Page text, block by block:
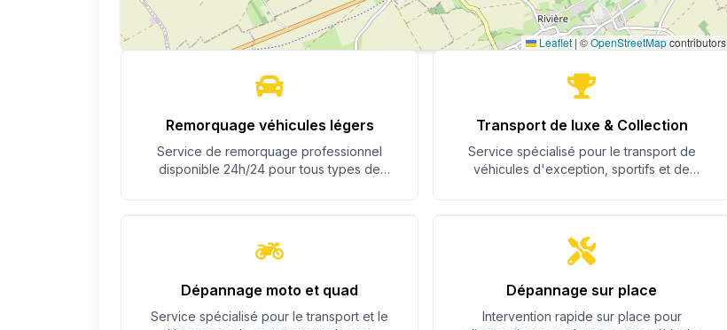
Leaflet | ©OpenStreetMapcontributors
Remorquage véhicules légers
Service de remorquage professionnel
disponible 24h/24 pour tous types de
Transport de luxe & Collection
Service spécialisé pour le transport de
véhicules d'exception, sportifs et de
Dépannage moto et quad
Service spécialisé pour le transport et le
Dépannage sur place
Intervention rapide sur place pour